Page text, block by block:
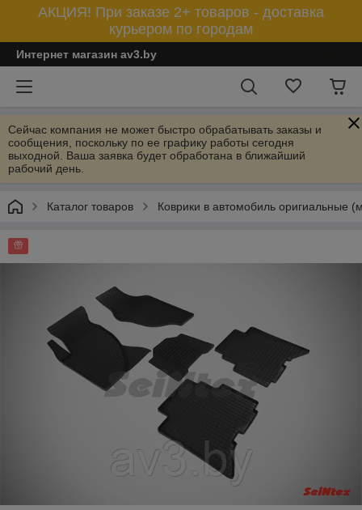
АКЦИЯ! При заказе 2+ товаров - доставка
курьером по городам
Интернет магазин av3.by
Сейчас компания не может быстро обрабатывать заказы и
сообщения, поскольку по ее графику работы сегодня
выходной. Ваша заявка будет обработана в ближайший
рабочий день.
Каталог товаров Коврики в автомобиль оригиальные